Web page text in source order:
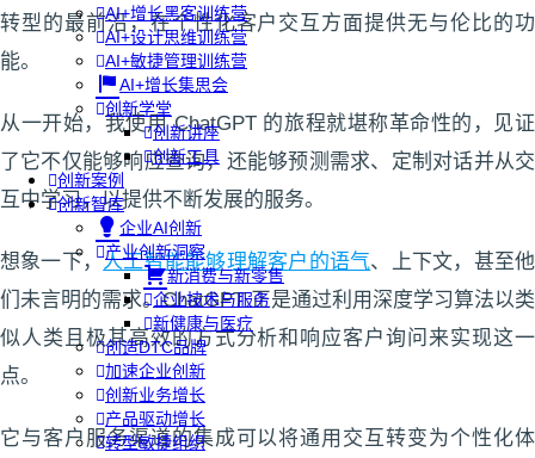
AI+增长黑客训练营
AI+设计思维训练营
AI+敏捷管理训练营
AI+增长集思会
创新学堂
创新讲座
创新工具
创新案例
创新智库
企业AI创新
产业创新洞察
新消费与新零售
企业技术与服务
新健康与医疗
创造DTC品牌
加速企业创新
创新业务增长
产品驱动增长
转型敏捷组织
转型的最前沿，在个性化客户交互方面提供无与伦比的功
能。
从一开始，我使用 ChatGPT 的旅程就堪称革命性的，见证
了它不仅能够响应查询，还能够预测需求、定制对话并从交
互中学习，以提供不断发展的服务。
想象一下，人工智能能够理解客户的语气、上下文，甚至他
们未言明的需求。ChatGPT 正是通过利用深度学习算法以类
似人类且极其高效的方式分析和响应客户询问来实现这一
点。
它与客户服务渠道的集成可以将通用交互转变为个性化体